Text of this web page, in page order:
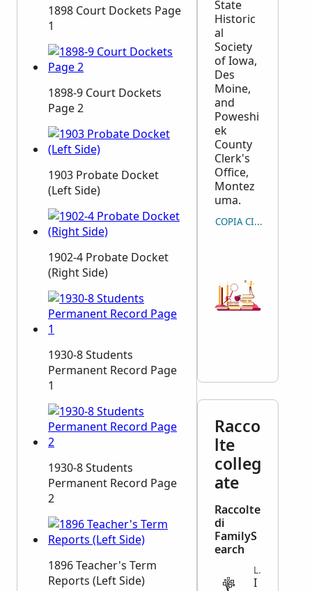
1898 Court Dockets Page
1
1898-9 Court Dockets
Page 2
1903 Probate Docket
(Left Side)
1902-4 Probate Docket
(Right Side)
1930-8 Students
Permanent Record Page
1
1930-8 Students
Permanent Record Page
2
1896 Teacher's Term
Reports (Left Side)
State
Historic
al
Society
of Iowa,
Des
Moine,
and
Poweshi
ek
County
Clerk's
Office,
Montez
uma.
COPIA CITAZIONE
Racco
lte
colleg
ate
Raccolte
di
FamilyS
earch
LEGAL
I